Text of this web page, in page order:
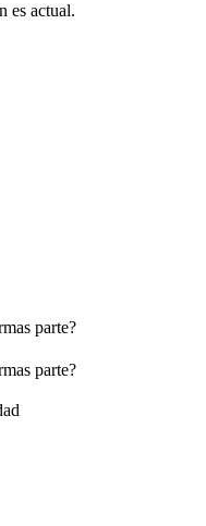
es actual.
parte?
parte?